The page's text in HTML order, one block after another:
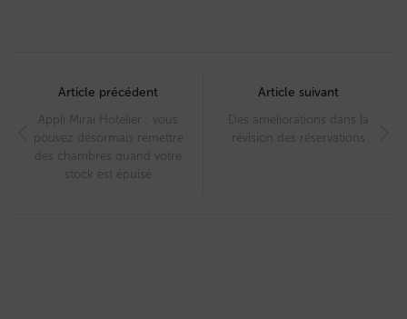
navigation
Article précédent
Appli Mirai Hotelier : vous
pouvez désormais remettre
des chambres quand votre
stock est épuisé
Article suivant
Des améliorations dans la
révision des réservations